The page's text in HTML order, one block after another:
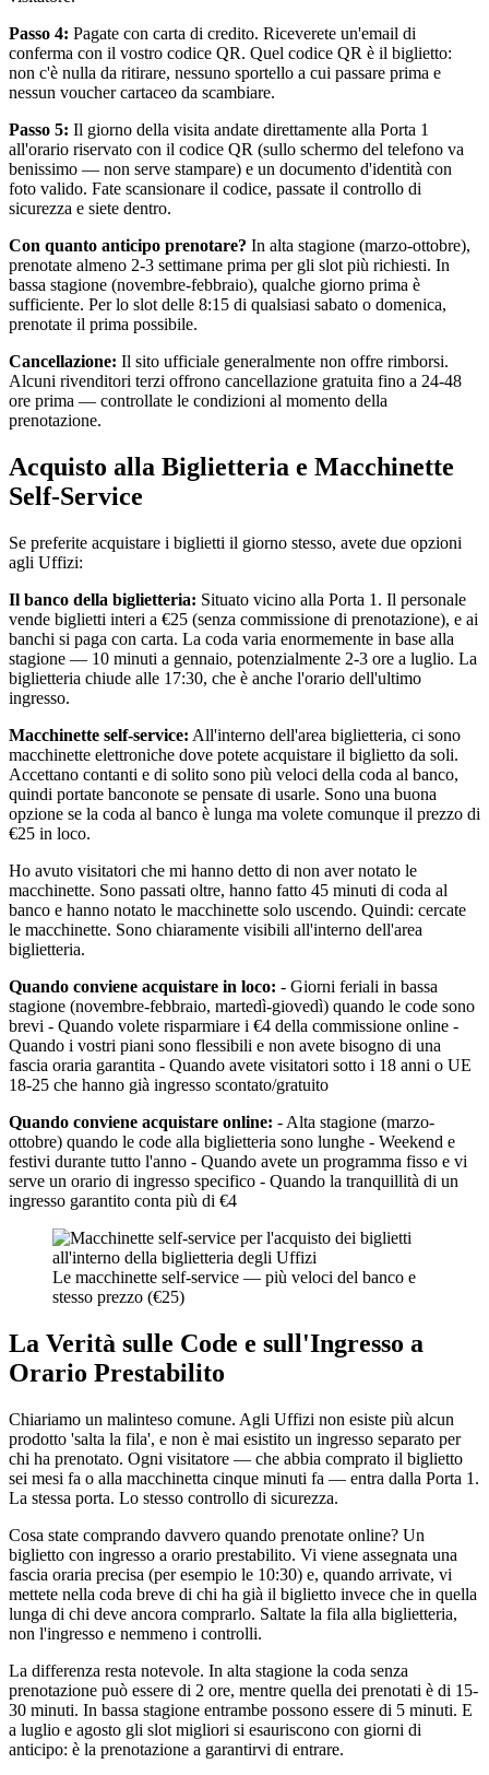
Passo 4: Pagate con carta di credito. Riceverete un'email di
conferma con il vostro codice QR. Quel codice QR è il biglietto:
non c'è nulla da ritirare, nessuno sportello a cui passare prima e
nessun voucher cartaceo da scambiare.
Passo 5: Il giorno della visita andate direttamente alla Porta 1
all'orario riservato con il codice QR (sullo schermo del telefono va
benissimo — non serve stampare) e un documento d'identità con
foto valido. Fate scansionare il codice, passate il controllo di
sicurezza e siete dentro.
Con quanto anticipo prenotare? In alta stagione (marzo-ottobre),
prenotate almeno 2-3 settimane prima per gli slot più richiesti. In
bassa stagione (novembre-febbraio), qualche giorno prima è
sufficiente. Per lo slot delle 8:15 di qualsiasi sabato o domenica,
prenotate il prima possibile.
Cancellazione: Il sito ufficiale generalmente non offre rimborsi.
Alcuni rivenditori terzi offrono cancellazione gratuita fino a 24-48
ore prima — controllate le condizioni al momento della
prenotazione.
Acquisto alla Biglietteria e Macchinette
Self-Service
Se preferite acquistare i biglietti il giorno stesso, avete due opzioni
agli Uffizi:
Il banco della biglietteria: Situato vicino alla Porta 1. Il personale
vende biglietti interi a €25 (senza commissione di prenotazione), e ai
banchi si paga con carta. La coda varia enormemente in base alla
stagione — 10 minuti a gennaio, potenzialmente 2-3 ore a luglio. La
biglietteria chiude alle 17:30, che è anche l'orario dell'ultimo
ingresso.
Macchinette self-service: All'interno dell'area biglietteria, ci sono
macchinette elettroniche dove potete acquistare il biglietto da soli.
Accettano contanti e di solito sono più veloci della coda al banco,
quindi portate banconote se pensate di usarle. Sono una buona
opzione se la coda al banco è lunga ma volete comunque il prezzo di
€25 in loco.
Ho avuto visitatori che mi hanno detto di non aver notato le
macchinette. Sono passati oltre, hanno fatto 45 minuti di coda al
banco e hanno notato le macchinette solo uscendo. Quindi: cercate
le macchinette. Sono chiaramente visibili all'interno dell'area
biglietteria.
Quando conviene acquistare in loco: - Giorni feriali in bassa
stagione (novembre-febbraio, martedì-giovedì) quando le code sono
brevi - Quando volete risparmiare i €4 della commissione online -
Quando i vostri piani sono flessibili e non avete bisogno di una
fascia oraria garantita - Quando avete visitatori sotto i 18 anni o UE
18-25 che hanno già ingresso scontato/gratuito
Quando conviene acquistare online: - Alta stagione (marzo-
ottobre) quando le code alla biglietteria sono lunghe - Weekend e
festivi durante tutto l'anno - Quando avete un programma fisso e vi
serve un orario di ingresso specifico - Quando la tranquillità di un
ingresso garantito conta più di €4
Le macchinette self-service — più veloci del banco e
stesso prezzo (€25)
La Verità sulle Code e sull'Ingresso a
Orario Prestabilito
Chiariamo un malinteso comune. Agli Uffizi non esiste più alcun
prodotto 'salta la fila', e non è mai esistito un ingresso separato per
chi ha prenotato. Ogni visitatore — che abbia comprato il biglietto
sei mesi fa o alla macchinetta cinque minuti fa — entra dalla Porta 1.
La stessa porta. Lo stesso controllo di sicurezza.
Cosa state comprando davvero quando prenotate online? Un
biglietto con ingresso a orario prestabilito. Vi viene assegnata una
fascia oraria precisa (per esempio le 10:30) e, quando arrivate, vi
mettete nella coda breve di chi ha già il biglietto invece che in quella
lunga di chi deve ancora comprarlo. Saltate la fila alla biglietteria,
non l'ingresso e nemmeno i controlli.
La differenza resta notevole. In alta stagione la coda senza
prenotazione può essere di 2 ore, mentre quella dei prenotati è di 15-
30 minuti. In bassa stagione entrambe possono essere di 5 minuti. E
a luglio e agosto gli slot migliori si esauriscono con giorni di
anticipo: è la prenotazione a garantirvi di entrare.